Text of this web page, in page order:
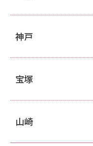
神戸
宝塚
山崎